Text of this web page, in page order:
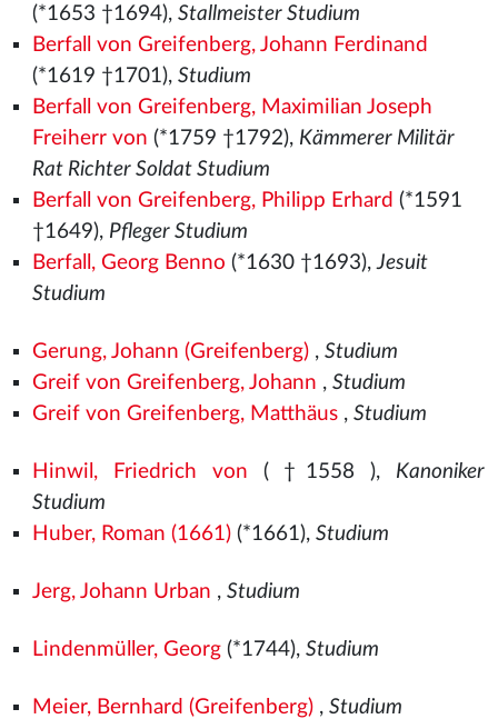
(*1653 †1694), Stallmeister Studium
Berfall von Greifenberg, Johann Ferdinand
(*1619 †1701), Studium
Berfall von Greifenberg, Maximilian Joseph
Freiherr von (*1759 †1792), Kämmerer Militär
Rat Richter Soldat Studium
Berfall von Greifenberg, Philipp Erhard (*1591
†1649), Pfleger Studium
Berfall, Georg Benno (*1630 †1693),Jesuit
Studium
Gerung, Johann (Greifenberg), Studium
Greif von Greifenberg, Johann , Studium
Greif von Greifenberg, Matthäus, Studium
Hinwil, Friedrich von ( †1558 ), Kanoniker
Studium
Huber, Roman (1661)(*1661), Studium
Jerg, Johann Urban , Studium
Lindenmüller, Georg(*1744), Studium
Meier, Bernhard (Greifenberg), Studium